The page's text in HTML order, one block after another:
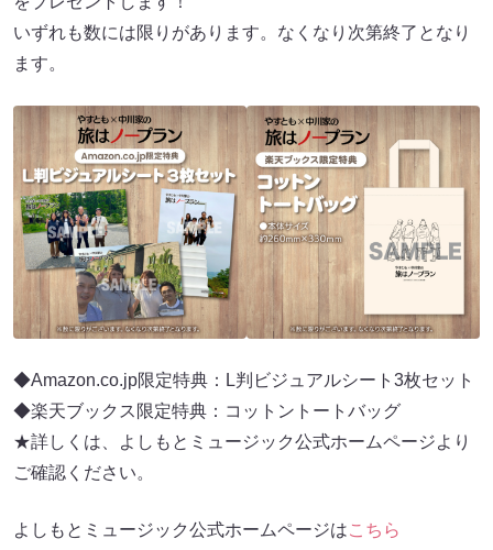
いずれも数には限りがあります。なくなり次第終了となり
ます。
◆Amazon.co.jp限定特典：L判ビジュアルシート3枚セット
◆楽天ブックス限定特典：コットントートバッグ
★詳しくは、よしもとミュージック公式ホームページより
ご確認ください。
よしもとミュージック公式ホームページはこちら